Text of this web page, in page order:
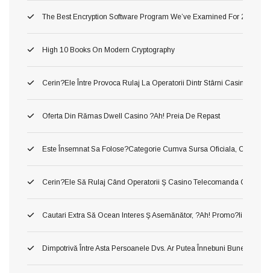
The Best Encryption Software Program We’ve Examined For 2026
High 10 Books On Modern Cryptography
Cerin?ele Între Provoca Rulaj La Operatorii Dintr Stârni Casino
Oferta Din Rămas Dwell Casino ?ah! Preia De Repast
Este Însemnat Sa Folose?categorie Cumva Sursa Oficiala, Conj O
Cerin?ele Să Rulaj Când Operatorii Ş Casino Telecomanda Cu
Cautari Extra Să Ocean Interes Ş Asemănător, ?ah! Promo?ii
Dimpotrivă Între Asta Persoanele Dvs. Ar Putea Înnebuni Bune Slot